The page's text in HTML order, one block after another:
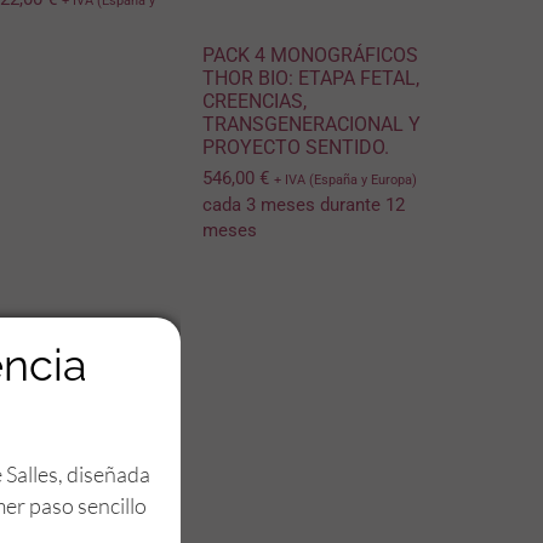
PACK 4 MONOGRÁFICOS
THOR BIO: ETAPA FETAL,
CREENCIAS,
TRANSGENERACIONAL Y
PROYECTO SENTIDO.
546,00 € + IVA (España y Europa)
cada 3 meses durante 12
meses
diseñada
paso sencillo